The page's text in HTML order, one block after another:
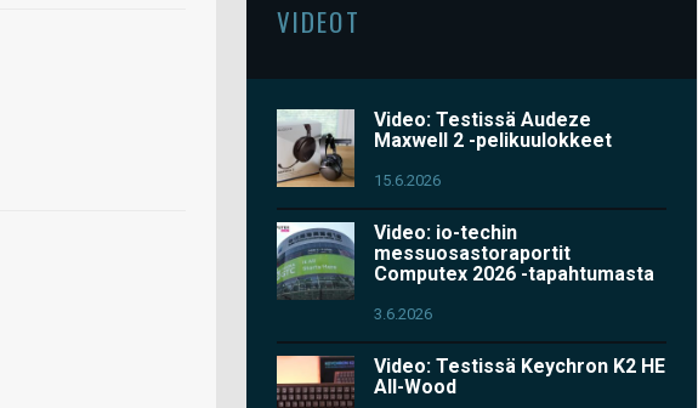
VIDEOT
Video: Testissä Audeze
Maxwell 2 -pelikuulokkeet
15.6.2026
Video: io-techin
messuosastoraportit
Computex 2026 -tapahtumasta
3.6.2026
Video: Testissä Keychron K2 HE
All-Wood